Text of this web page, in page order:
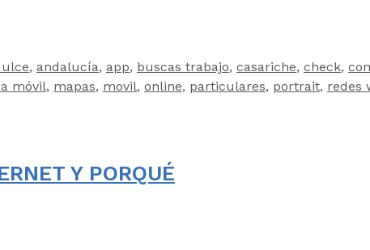
, andalucía, app, buscas trabajo, casariche, check,
móvil, mapas, movil, online, particulares, portrait, redes
Y PORQUÉ